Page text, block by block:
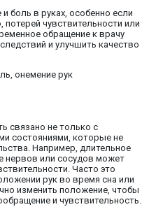
боль в руках, особенно если
чувствительности или
обращение к врачу
и улучшить качество
связано не только с
состояниями, которые не
Например, длительное
нервов или сосудов может
Часто это
рук во время сна или
изменить положение, чтобы
и чувствительность.